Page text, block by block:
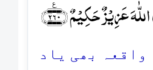
عَزِیۡزٌ حَکِیۡمٌ ﴿۲۶۰﴾٪
واقعہ بھی یاد